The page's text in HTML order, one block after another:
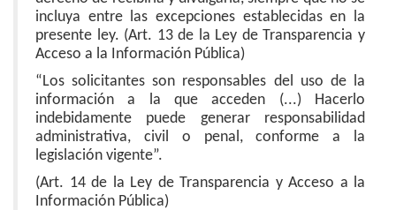
incluya entre las excepciones establecidas en la
presente ley. (Art. 13 de la Ley de Transparencia y
Acceso a la Información Pública)
“Los solicitantes son responsables del uso de la
información a la que acceden (...) Hacerlo
indebidamente puede generar responsabilidad
administrativa, civil o penal, conforme a la
legislación vigente”.
(Art. 14 de la Ley de Transparencia y Acceso a la
Información Pública)